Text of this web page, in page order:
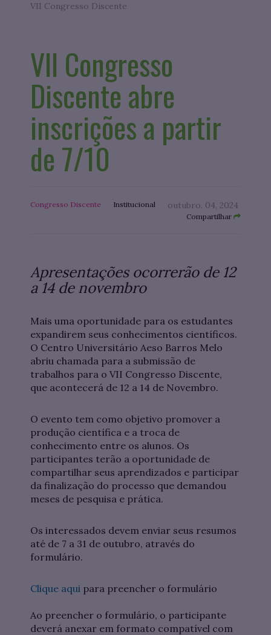
VII Congresso Discente
VII Congresso
Discente abre
inscrições a partir
de 7/10
Congresso Discente Institucional outubro. 04, 2024
Compartilhar
Apresentações ocorrerão de 12
a 14 de novembro
Mais uma oportunidade para os estudantes
expandirem seus conhecimentos científicos.
O Centro Universitário Aeso Barros Melo
abriu chamada para a submissão de
trabalhos para o VII Congresso Discente,
que acontecerá de 12 a 14 de Novembro.
O evento tem como objetivo promover a
produção científica e a troca de
conhecimento entre os alunos. Os
participantes terão a oportunidade de
compartilhar seus aprendizados e participar
da finalização do processo que demandou
meses de pesquisa e prática.
Os interessados devem enviar seus resumos
até de 7 a 31 de outubro, através do
formulário.
Clique aqui para preencher o formulário
Ao preencher o formulário, o participante
deverá anexar em formato compatível com